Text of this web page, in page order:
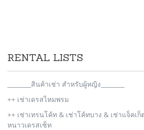
RENTAL LISTS
________สินค้าเช่า สำหรับผู้หญิง________
++ เช่าเดรสไหมพรม
++ เช่าเทรนโค้ท & เช่าโค้ทบาง & เช่าแจ็คเ
หนาวเดรสเซ็ท